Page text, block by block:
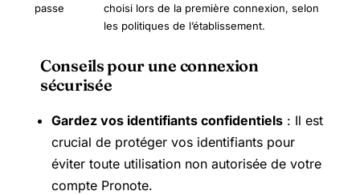
passe
choisi lors de la première connexion, selon
les politiques de l’établissement.
Conseils pour une connexion
sécurisée
Gardez vos identifiants confidentiels : Il est
crucial de protéger vos identifiants pour
éviter toute utilisation non autorisée de votre
compte Pronote.